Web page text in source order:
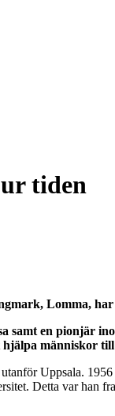
tiden
Lomma,
samt en pionjär
människor
Uppsala.
Detta var han